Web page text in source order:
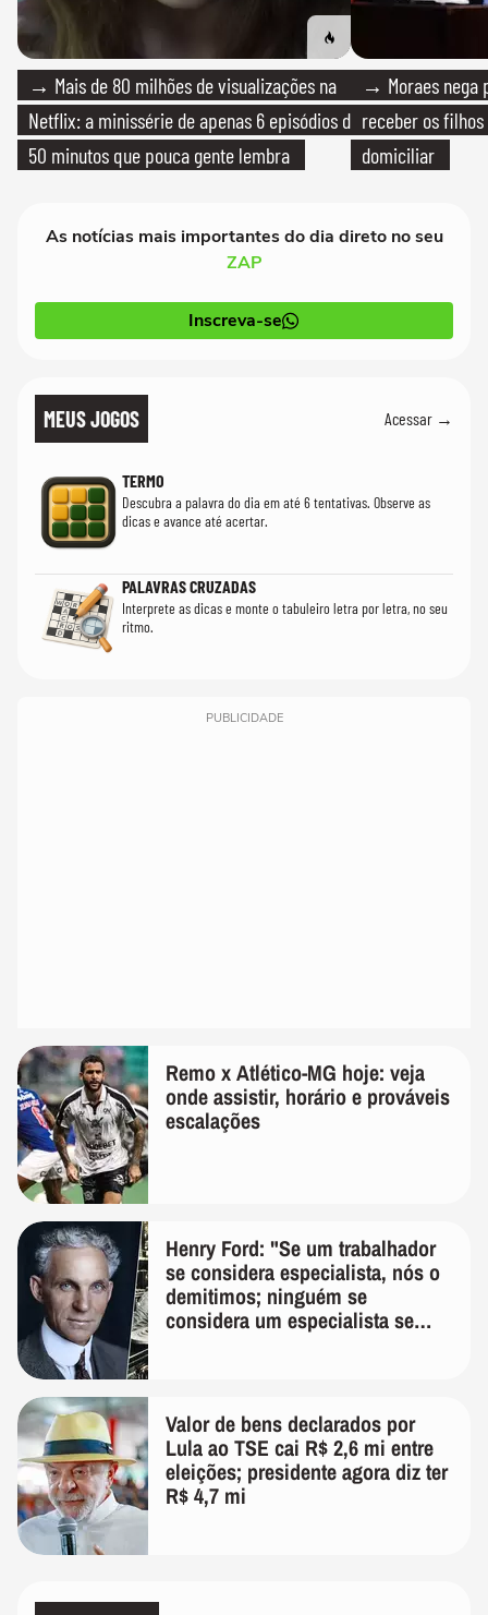
→ Mais de 80 milhões de visualizações na
Netflix: a minissérie de apenas 6 episódios de
50 minutos que pouca gente lembra
→ Moraes nega
receber os filhos
domiciliar
As notícias mais importantes do dia direto no seu
ZAP
Inscreva-se
MEUS JOGOS Acessar →
TERMO
Descubra a palavra do dia em até 6 tentativas. Observe as
dicas e avance até acertar.
PALAVRAS CRUZADAS
Interprete as dicas e monte o tabuleiro letra por letra, no seu
ritmo.
PUBLICIDADE
Remo x Atlético-MG hoje: veja
onde assistir, horário e prováveis
escalações
Henry Ford: "Se um trabalhador
se considera especialista, nós o
demitimos; ninguém se
considera um especialista se
Valor de bens declarados por
Lula ao TSE cai R$ 2,6 mi entre
eleições; presidente agora diz ter
R$ 4,7 mi